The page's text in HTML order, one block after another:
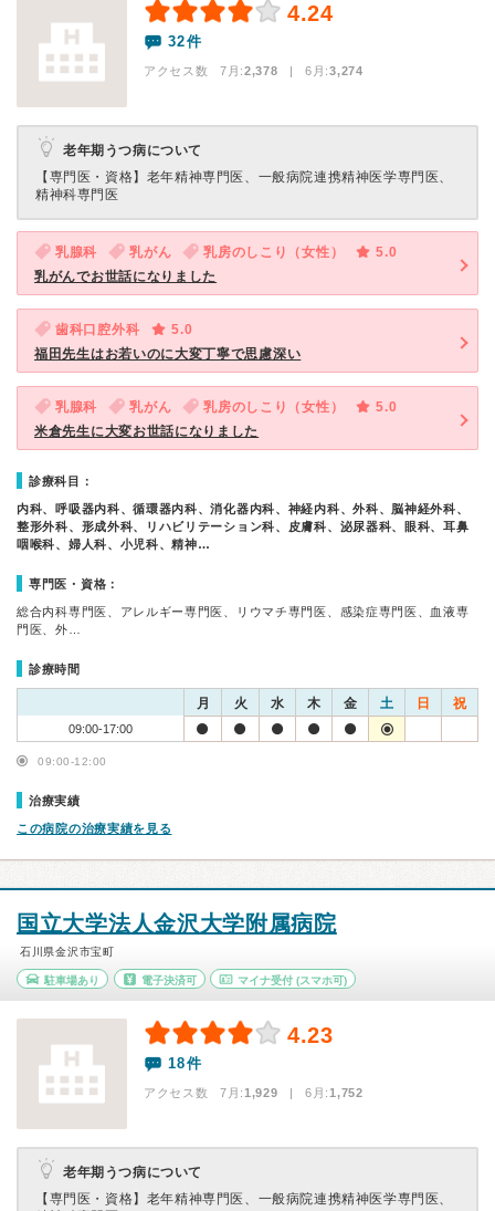
4.24
32件
アクセス数 7月:2,378 | 6月:3,274
老年期うつ病について
【専門医・資格】 老年精神専門医、一般病院連携精神医学専門医、
精神科専門医
乳腺科 乳がん 乳房のしこり（女性）
5.0
乳がんでお世話になりました
歯科口腔外科
5.0
福田先生はお若いのに大変丁寧で思慮深い
乳腺科 乳がん 乳房のしこり（女性）
5.0
米倉先生に大変お世話になりました
診療科目：
内科、呼吸器内科、循環器内科、消化器内科、神経内科、外科、脳神経外科、
整形外科、形成外科、リハビリテーション科、皮膚科、泌尿器科、眼科、耳鼻
咽喉科、婦人科、小児科、精神…
専門医・資格：
総合内科専門医、アレルギー専門医、リウマチ専門医、感染症専門医、血液専
門医、外…
診療時間
月 火 水 木 金 土 日 祝
09:00-17:00
09:00-12:00
治療実績
この病院の治療実績を見る
国立大学法人金沢大学附属病院
石川県金沢市宝町
駐車場あり 電子決済可 マイナ受付 (スマホ可)
4.23
18件
アクセス数 7月:1,929 | 6月:1,752
老年期うつ病について
【専門医・資格】 老年精神専門医、一般病院連携精神医学専門医、